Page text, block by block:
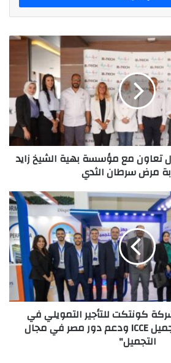
تعاون مع مؤسسة بهية الشيخ زايد
مرض سرطان الثدي
كونتكت للتأجير التمويلي في
المؤتمر الدولي للتجميل ICCE ودعم دور مصر في مجال
التجميل"